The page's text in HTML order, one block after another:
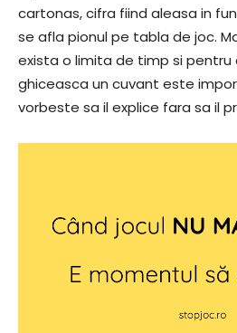
cartonas, cifra fiind aleasa in
se afla pionul pe tabla de joc.
exista o limita de timp si pentru
ghiceasca un cuvant este
vorbeste sa il explice fara sa il